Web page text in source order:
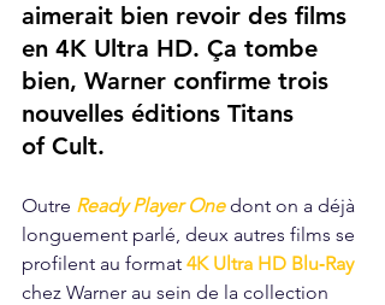
aimerait bien revoir des films
en 4K Ultra HD. Ça tombe
bien, Warner confirme trois
nouvelles éditions Titans
of Cult.
Outre Ready Player One dont on a déjà
longuement parlé, deux autres films se
profilent au format 4K Ultra HD Blu‑Ray
chez Warner au sein de la collection